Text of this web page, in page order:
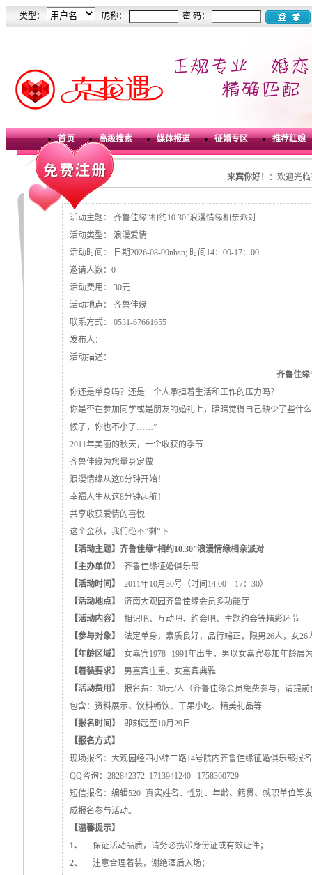
类型： 昵称： 密 码：
首页 高级搜索 媒体报道 征婚专区 推荐红娘
来宾你好！ ：欢迎光
活动主题：
齐鲁佳缘“相约10.30”浪漫情缘相亲派对
活动类型：
浪漫爱情
活动时间：
日期2026-08-09nbsp; 时间14：00-17：00
邀请人数： 0
活动费用：
30元
活动地点：
齐鲁佳缘
联系方式：
0531-67661655
发布人：
活动描述：
齐鲁佳缘
你还是单身吗？还是一个人承担着生活和工作的压力吗？
你是否在参加同学或是朋友的婚礼上，暗暗觉得自己缺少了些
候了，你也不小了……”
2011年美丽的秋天，一个收获的季节
齐鲁佳缘为您量身定做
浪漫情缘从这8分钟开始！
幸福人生从这8分钟起航！
共享收获爱情的喜悦
这个金秋，我们绝不“剩”下
【活动主题】 齐鲁佳缘“相约10.30”浪漫情缘相亲派对
【主办单位】
齐鲁佳缘征婚俱乐部
【活动时间】
2011年10月30号（时间14:00—17：30）
【活动地点】
济南大观园齐鲁佳缘会员多功能厅
【活动内容】
相识吧、互动吧、约会吧、主题约会等精彩环节
【参与对象】
法定单身，素质良好，品行端正，限男26人，女26
【年龄区域】
女嘉宾1978--1991年出生，男以女嘉宾参加年龄层
【着装要求】
男嘉宾庄重、女嘉宾典雅
【活动费用】 报名费：30元/人（齐鲁佳缘会员免费参与，请提前
包含：资料展示、饮料畅饮、干果小吃、精美礼品等
【报名时间】
即刻起至10月29日
【报名方式】
现场报名：大观园经四小纬二路14号院内齐鲁佳缘征婚俱乐部报名
QQ咨询：282842372 1713941240 1758360729
短信报名：编辑520+真实姓名、性别、年龄、籍贯、就职单位等
成报名参与活动。
【温馨提示】
1、 保证活动品质，请务必携带身份证或有效证件；
2、
注意合理着装，谢绝酒后入场；